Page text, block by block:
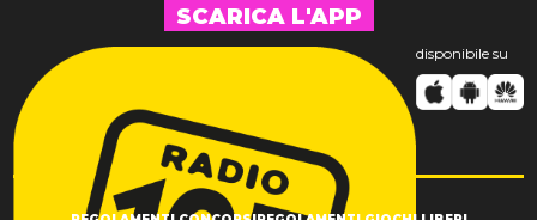
SCARICA L'APP
disponibile su